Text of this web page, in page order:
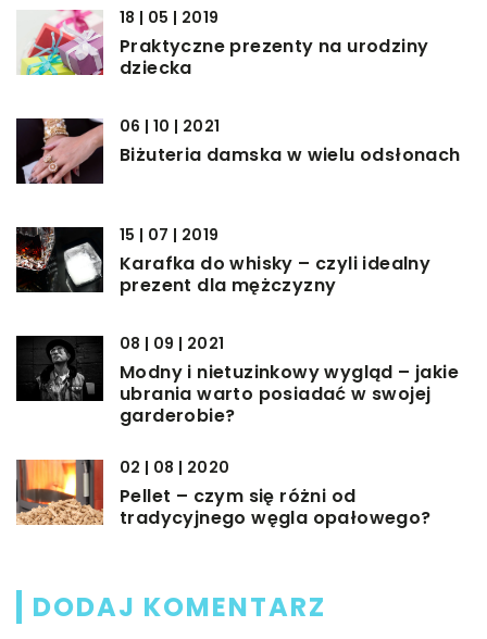
18 | 05 | 2019
Praktyczne prezenty na urodziny
dziecka
06 | 10 | 2021
Biżuteria damska w wielu odsłonach
15 | 07 | 2019
Karafka do whisky – czyli idealny
prezent dla mężczyzny
08 | 09 | 2021
Modny i nietuzinkowy wygląd – jakie
ubrania warto posiadać w swojej
garderobie?
02 | 08 | 2020
Pellet – czym się różni od
tradycyjnego węgla opałowego?
DODAJ KOMENTARZ